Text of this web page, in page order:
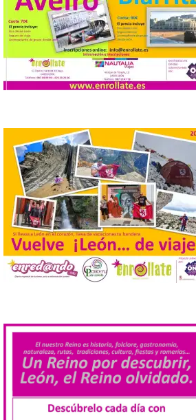
6 Ago 2026
Nueva edición de León
de…viaje. Una iniciativa
organizado por la sección
juvenil de la Asociación
Enróllate, la Asociación
Morán nos envía desde la carretera […]
Camarzius fest: frente al
macroevento, un festival
cultural transformador
que apuesta por el legado.
6 Ago 2026
Los días 7, 8 y 9 de agosto
de 2026, Camarzana de
Tera volverá a convertirse
música en directo mueve grandes
fenómenos de […]
El Ayuntamiento de
Cabrillanes analizará,
conforme a la legalidad, la